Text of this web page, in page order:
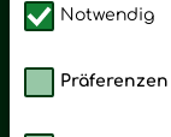
Notwendig
Präferenzen